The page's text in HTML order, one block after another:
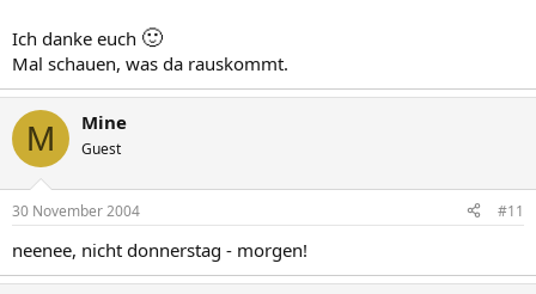
Ich danke euch 🙂
Mal schauen, was da rauskommt.
M Mine
Guest
30 November 2004 #11
neenee, nicht donnerstag - morgen!